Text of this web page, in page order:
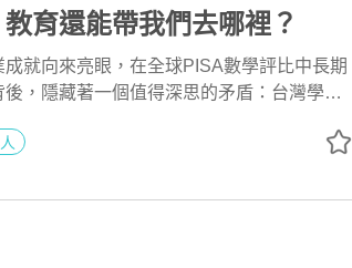
育還能帶我們去哪裡？
就向來亮眼，在全球PISA數學評比中長期
，隱藏著一個值得深思的矛盾：台灣學生
平台投入龐大資源日夜爭奪每個人的注意